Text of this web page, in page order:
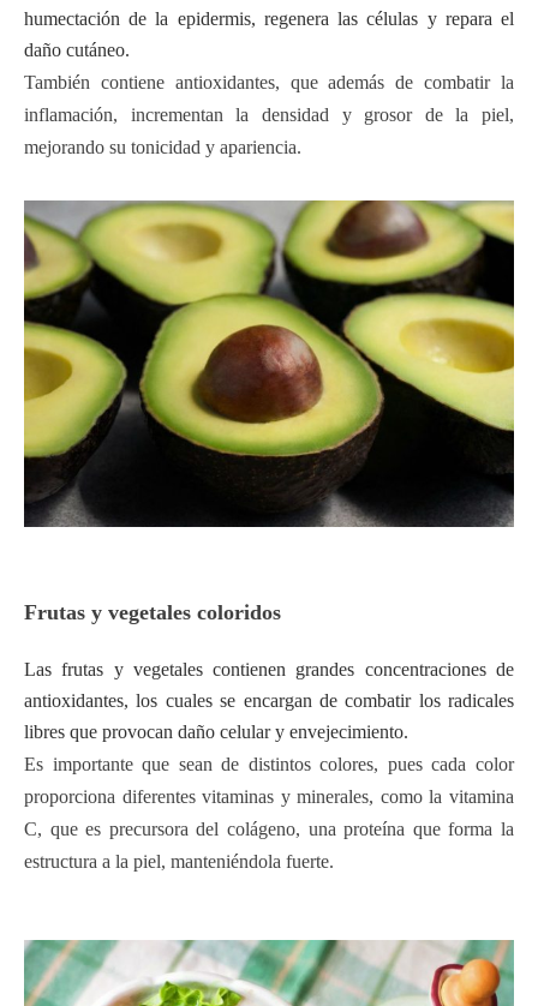
humectación de la epidermis, regenera las células y repara el
daño cutáneo.
También contiene antioxidantes, que además de combatir la
inflamación, incrementan la densidad y grosor de la piel,
mejorando su tonicidad y apariencia.
Frutas y vegetales coloridos
Las frutas y vegetales contienen grandes concentraciones de
antioxidantes, los cuales se encargan de combatir los radicales
libres que provocan daño celular y envejecimiento.
Es importante que sean de distintos colores, pues cada color
proporciona diferentes vitaminas y minerales, como la vitamina
C, que es precursora del colágeno, una proteína que forma la
estructura a la piel, manteniéndola fuerte.